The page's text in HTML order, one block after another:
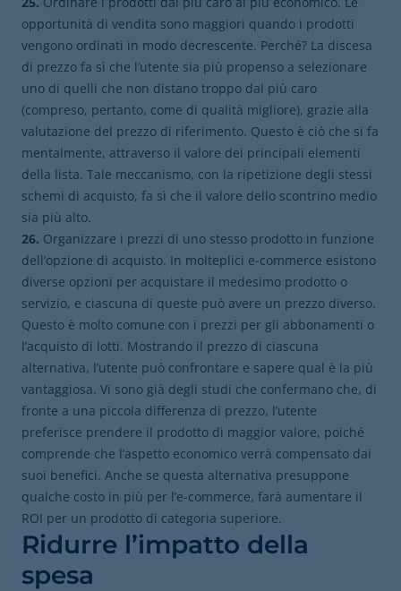
opportunità di vendita sono maggiori quando i prodotti
vengono ordinati in modo decrescente. Perché? La discesa
di prezzo fa sì che l’utente sia più propenso a selezionare
uno di quelli che non distano troppo dal più caro
(compreso, pertanto, come di qualità migliore), grazie alla
valutazione del prezzo di riferimento. Questo è ciò che si fa
mentalmente, attraverso il valore dei principali elementi
della lista. Tale meccanismo, con la ripetizione degli stessi
schemi di acquisto, fa sì che il valore dello scontrino medio
sia più alto.
26. Organizzare i prezzi di uno stesso prodotto in funzione
dell’opzione di acquisto. In molteplici e-commerce esistono
diverse opzioni per acquistare il medesimo prodotto o
servizio, e ciascuna di queste può avere un prezzo diverso.
Questo è molto comune con i prezzi per gli abbonamenti o
l’acquisto di lotti. Mostrando il prezzo di ciascuna
alternativa, l’utente può confrontare e sapere qual è la più
vantaggiosa. Vi sono già degli studi che confermano che, di
fronte a una piccola differenza di prezzo, l’utente
preferisce prendere il prodotto di maggior valore, poiché
comprende che l’aspetto economico verrà compensato dai
suoi benefici. Anche se questa alternativa presuppone
qualche costo in più per l’e-commerce, farà aumentare il
ROI per un prodotto di categoria superiore.
Ridurre l’impatto della
spesa